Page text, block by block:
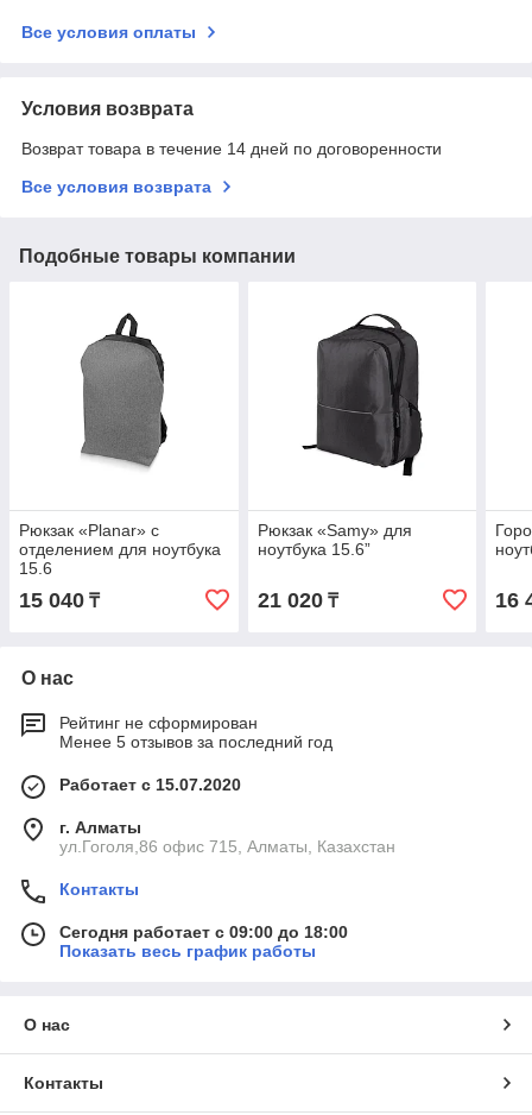
Все условия оплаты
Условия возврата
Возврат товара в течение 14 дней по договоренности
Все условия возврата
Подобные товары компании
Рюкзак «Planar» с
отделением для ноутбука
15.6
15 040 ₸
Рюкзак «Samy» для
ноутбука 15.6”
21 020₸ 16
О нас
Рейтинг не сформирован
Менее 5 отзывов за последний год
Работает с 15.07.2020
г. Алматы
ул.Гоголя,86 офис 715, Алматы, Казахстан
Контакты
Сегодня работает с 09:00 до 18:00
Показать весь график работы
О нас
Контакты